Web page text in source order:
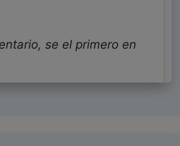
se el primero en